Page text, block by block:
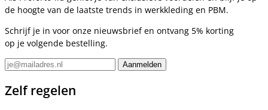
de hoogte van de laatste trends in werkkleding en PBM.
Schrijf je in voor onze nieuwsbrief en ontvang 5% korting
op je volgende bestelling.
Zelf regelen